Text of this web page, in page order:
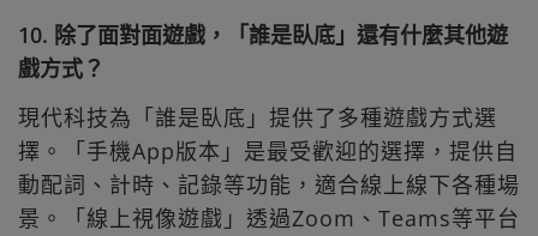
10. 除了面對面遊戲，「誰是臥底」還有什麼其他遊
戲方式？
現代科技為「誰是臥底」提供了多種遊戲方式選
擇。「手機App版本」是最受歡迎的選擇，提供自
動配詞、計時、記錄等功能，適合線上線下各種場
景。「線上視像遊戲」透過Zoom、Teams等平台